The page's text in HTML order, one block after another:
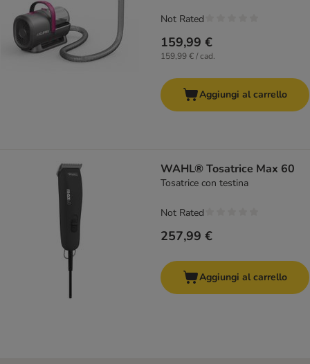
159,99 €
159,99 € / cad.
Not Rated
Aggiungi al carrello
WAHL® Tosatrice Max 60
Tosatrice con testina
257,99 €
Not Rated
Aggiungi al carrello